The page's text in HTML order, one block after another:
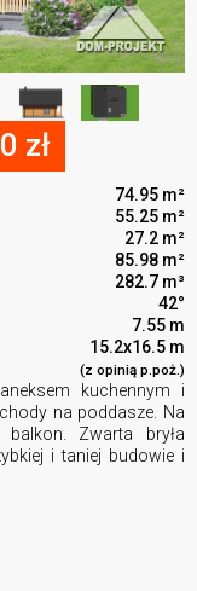
zł
74.95 m²
55.25 m²
27.2 m²
85.98 m²
282.7 m³
42°
7.55 m
15.2x16.5 m
(z opinią p.poż.)
kuchennym i
na poddasze. Na
Zwarta bryła
i taniej budowie i